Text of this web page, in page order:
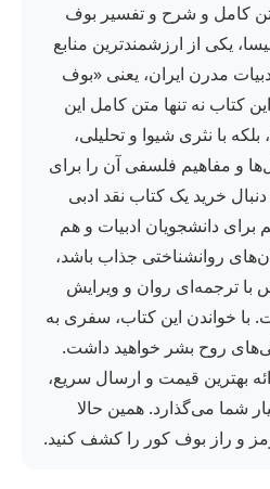
کامل و شرح و تفسیر بوف
یکی از ارزشمندترین منابع
مدرن ایران، یعنی «بوف
کتاب نه تنها متن کامل این
بلکه با نثری شیوا و تحلیلی،
و مفاهیم فلسفی آن را برای
خرید یک کتاب نقد ادبی
دانشجویان ادبیات و هم
روانشناختی جذاب باشد،
با ترجمه‌ای روان و ویرایش
با خواندن این کتاب، سفری به
روح بشر خواهید داشت.
بهترین قیمت و ارسال سریع،
شما می‌گذارد. همین حالا
و راز بوف کور را کشف کنید.